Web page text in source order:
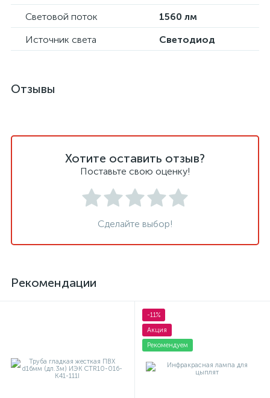
Световой поток
1560 лм
Источник света
Светодиод
Отзывы
Хотите оставить отзыв?
Поставьте свою оценку!
Сделайте выбор!
Рекомендации
-11%
Акция
Рекомендуем